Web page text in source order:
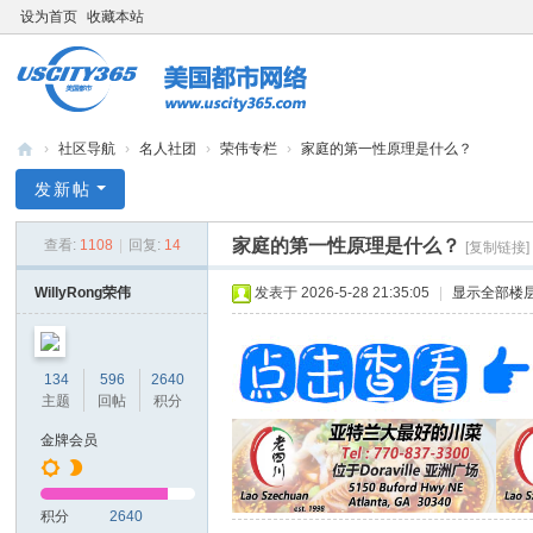
设为首页 收藏本站
s.
65
› 社区导航 › 名人社团 › 荣伟专栏 › 家庭的第一性原理是什么？
发新帖
查看: 1108 回复: 14 家庭的第一性原理是什么？ [复制链接]
WillyRong荣伟
134
主题
596
回帖
2640
积分
金牌会员
积分 2640
发表于 2026-5-28 21:35:05 显示全部楼